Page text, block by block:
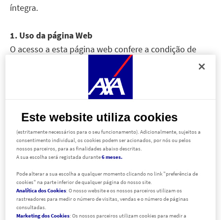
íntegra.
1. Uso da página Web
O acesso a esta página web confere a condição de
utilizador e implica a concordância com estes termos
O conteúdo da Página Web refere-se unicamente ao
Informamos que o conteúdo do presente Aviso Legal,
poderá sofrer modificações e a aceitação por parte do
Utilizador será respeitante ao Aviso Legal publicado
pela AXA PARTNERS cada vez que acede à página
Web, pelo que recomendamos que leia
detalhadamente os presentes termos e condições
cada vez que aceda à mesma.
Este website utiliza cookies
Ao aceder ao nosso website, foram acionados localizadores funcionais e técnicos
(estritamente necessários para o seu funcionamento). Adicionalmente, sujeitos a
consentimento individual, os cookies podem ser acionados, por nós ou pelos
nossos parceiros, para as finalidades abaixo descritas.
A sua escolha será registada durante6 meses.
Pode alterar a sua escolha a qualquer momento clicando no link "preferência de
cookies" na parte inferior de qualquer página do nosso site.
Analítica dos Cookies: O nosso website e os nossos parceiros utilizam os
rastreadores para medir o número de visitas, vendas e o número de páginas
consultadas.
Marketing dos Cookies: Os nossos parceiros utilizam cookies para medir a